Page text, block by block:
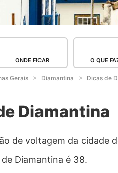
ONDE FICAR O QUE
Gerais Diamantina Dicas de
Diamantina
de voltagem da cidade
de Diamantina é 38.